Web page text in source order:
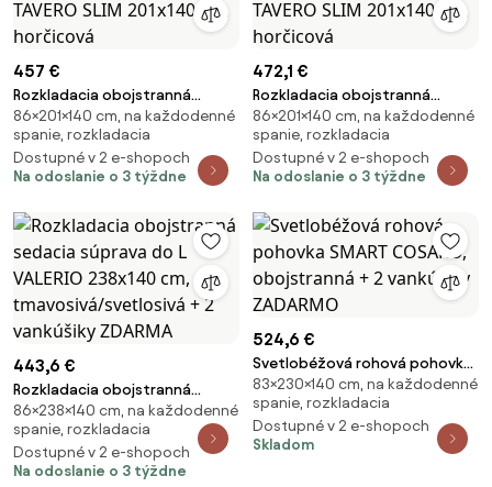
457 €
Rozkladacia obojstranná
sedacia súprava do L TAVERO
SLIM 201x140 cm, horčicová
86×201×140 cm, na každodenné
spanie, rozkladacia
Dostupné v 2 e-shopoch
Na odoslanie o 3 týždne
472,1 €
Rozkladacia obojstranná
sedacia súprava do L TAVERO
SLIM 201x140 cm, horčicová
86×201×140 cm, na každodenné
spanie, rozkladacia
Dostupné v 2 e-shopoch
Na odoslanie o 3 týždne
443,6 €
Rozkladacia obojstranná
sedacia súprava do L VALERIO
238x140 cm,
tmavosivá/svetlosivá + 2
vankúšiky ZDARMA
86×238×140 cm, na každodenné
spanie, rozkladacia
Dostupné v 2 e-shopoch
Na odoslanie o 3 týždne
524,6 €
Svetlobéžová rohová pohovka
SMART COSARO, obojstranná +
2 vankúšiky ZADARMO
83×230×140 cm, na každodenné
spanie, rozkladacia
Dostupné v 2 e-shopoch
Skladom